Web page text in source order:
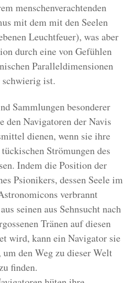
menschenverachtenden
mit dem mit den Seelen
Leuchtfeuer), was aber
durch eine von Gefühlen
Paralleldimensionen
ist.
Sammlungen besonderer
den Navigatoren der Navis
dienen, wenn sie ihre
Strömungen des
Indem die Position der
Psionikers, dessen Seele im
verbrannt
seinen aus Sehnsucht nach
Tränen auf diesen
wird, kann ein Navigator sie
um den Weg zu dieser Welt
finden.